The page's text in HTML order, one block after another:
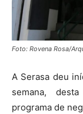
Foto: Rovena Rosa/
A Serasa deu
semana,
programa de